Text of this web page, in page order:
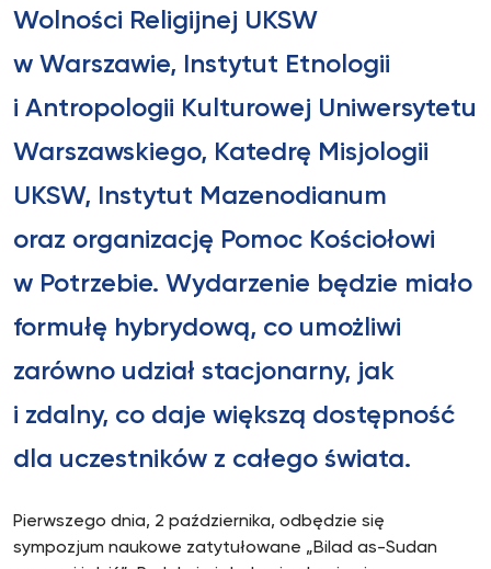
Wolności Religijnej UKSW
w Warszawie, Instytut Etnologii
i Antropologii Kulturowej Uniwersytetu
Warszawskiego, Katedrę Misjologii
UKSW, Instytut Mazenodianum
oraz organizację Pomoc Kościołowi
w Potrzebie. Wydarzenie będzie miało
formułę hybrydową, co umożliwi
zarówno udział stacjonarny, jak
i zdalny, co daje większą dostępność
dla uczestników z całego świata.
Pierwszego dnia, 2 października, odbędzie się
sympozjum naukowe zatytułowane „Bilad as-Sudan